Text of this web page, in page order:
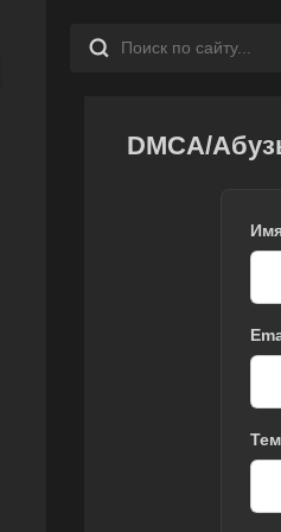
DMCA/